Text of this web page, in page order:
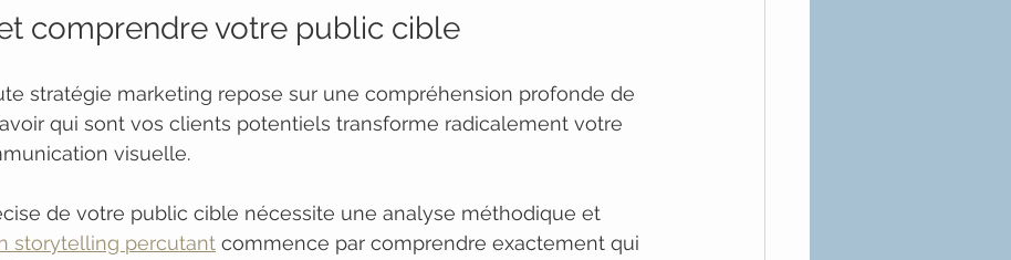
comprendre votre public cible
stratégie marketing repose sur une compréhension profonde de
qui sont vos clients potentiels transforme radicalement votre
visuelle.
de votre public cible nécessite une analyse méthodique et
storytelling percutant commence par comprendre exactement qui